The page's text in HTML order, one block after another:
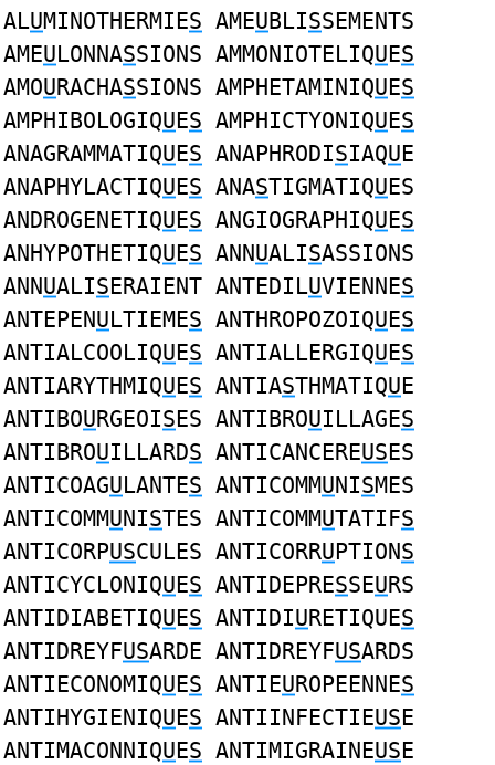
ALUMINOTHERMIES AMEUBLISSEMENTS
AMEULONNASSIONS AMMONIOTELIQUES
AMOURACHASSIONS AMPHETAMINIQUES
AMPHIBOLOGIQUES AMPHICTYONIQUES
ANAGRAMMATIQUES ANAPHRODISIAQUE
ANAPHYLACTIQUES ANASTIGMATIQUES
ANDROGENETIQUES ANGIOGRAPHIQUES
ANHYPOTHETIQUES ANNUALISASSIONS
ANNUALISERAIENT ANTEDILUVIENNES
ANTEPENULTIEMES ANTHROPOZOIQUES
ANTIALCOOLIQUES ANTIALLERGIQUES
ANTIARYTHMIQUES ANTIASTHMATIQUE
ANTIBOURGEOISES ANTIBROUILLAGES
ANTIBROUILLARDS ANTICANCEREUSES
ANTICOAGULANTES ANTICOMMUNISMES
ANTICOMMUNISTES ANTICOMMUTATIFS
ANTICORPUSCULES ANTICORRUPTIONS
ANTICYCLONIQUES ANTIDEPRESSEURS
ANTIDIABETIQUES ANTIDIURETIQUES
ANTIDREYFUSARDE ANTIDREYFUSARDS
ANTIECONOMIQUES ANTIEUROPEENNES
ANTIHYGIENIQUES ANTIINFECTIEUSE
ANTIMACONNIQUES ANTIMIGRAINEUSE